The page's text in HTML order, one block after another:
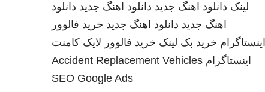
لینک دانلود اهنگ جدید دانلود اهنگ جدید دانلود
اهنگ جدید دانلود اهنگ جدید خرید فالوور
اینستاگرام خرید بک لینک خرید فالوور لایک کامنت
اینستاگرام Accident Replacement Vehicles
SEO Google Ads